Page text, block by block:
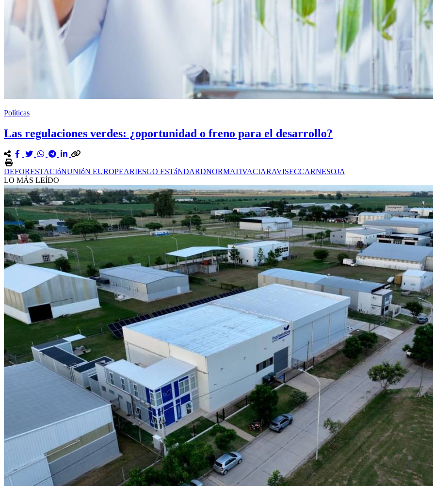
Políticas
Las regulaciones verdes: ¿oportunidad o freno para el desarrollo?
DEFORESTACIóNUNIóN EUROPEARIESGO ESTáNDARDNORMATIVACIARAVISECCARNESOJA
LO MÁS LEÍDO